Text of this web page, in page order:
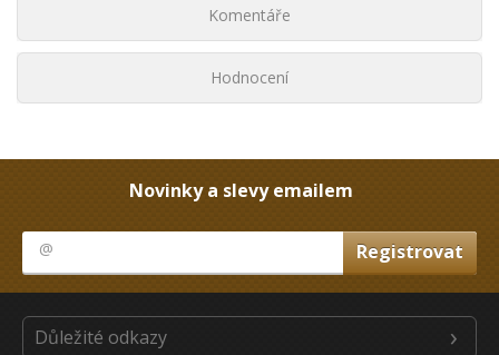
Komentáře
Hodnocení
Novinky a slevy emailem
Důležité odkazy